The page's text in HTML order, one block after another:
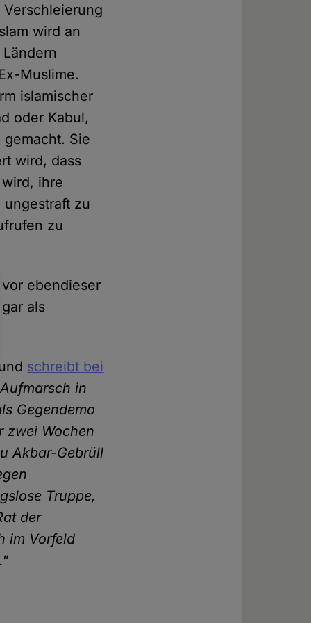
wird an
Muslime.
islamischer
oder Kabul,
Sie
wird, dass
ihre
zu
zu
ebendieser
als
schreibt bei
in
Gegendemo
zwei Wochen
Akbar-Gebrüll
Truppe,
der
im Vorfeld